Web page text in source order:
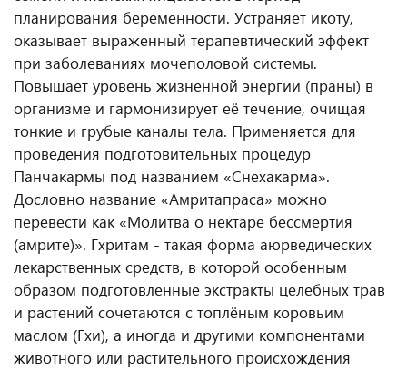
планирования беременности. Устраняет икоту,
оказывает выраженный терапевтический эффект
при заболеваниях мочеполовой системы.
Повышает уровень жизненной энергии (праны) в
организме и гармонизирует её течение, очищая
тонкие и грубые каналы тела. Применяется для
проведения подготовительных процедур
Панчакармы под названием «Снехакарма».
Дословно название «Амритапраса» можно
перевести как «Молитва о нектаре бессмертия
(амрите)». Гхритам - такая форма аюрведических
лекарственных средств, в которой особенным
образом подготовленные экстракты целебных трав
и растений сочетаются с топлёным коровьим
маслом (Гхи), а иногда и другими компонентами
животного или растительного происхождения